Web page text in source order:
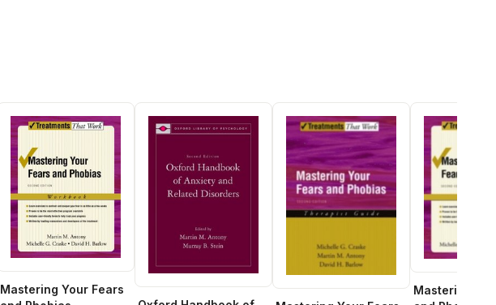
Mastering Your Fears
Mastering